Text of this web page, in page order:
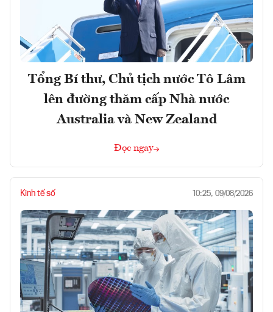
Tổng Bí thư, Chủ tịch nước Tô Lâm
lên đường thăm cấp Nhà nước
Australia và New Zealand
Đọc ngay
Kinh tế số 10:25, 09/08/2026